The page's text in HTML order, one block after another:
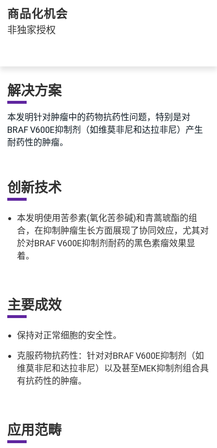
商品化机会
非独家授权
解决方案
本发明针对肿瘤中的药物抗药性问题，特别是对
BRAF V600E抑制剂（如维莫非尼和达拉非尼）产生
耐药性的肿瘤。
创新技术
本发明使用苦参素(氧化苦参碱)和青蒿琥酯的组
合，在抑制肿瘤生长方面展现了协同效应，尤其对
於对BRAF V600E抑制剂耐药的黑色素瘤效果显
着。
主要成效
保持对正常细胞的安全性。
克服药物抗药性：针对对BRAF V600E抑制剂（如
维莫非尼和达拉非尼）以及甚至MEK抑制剂组合具
有抗药性的肿瘤。
应用范畴